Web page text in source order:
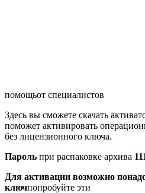
помощьот специалистов
Здесь вы сможете скачать
поможет активировать
без лицензионного ключа.
Пароль при распаковке архива
Для активации возможно
ключпопробуйте эти